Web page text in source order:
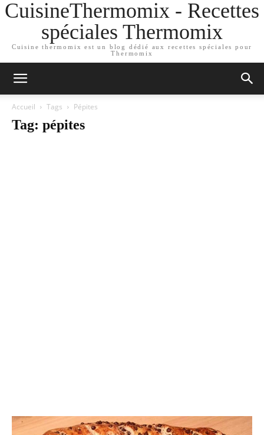
CuisineThermomix - Recettes
spéciales Thermomix
Cuisine thermomix est un blog dédié aux recettes spéciales pour
Thermomix
Accueil Tags Pépites
Tag: pépites